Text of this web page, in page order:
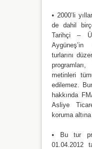
• 2000’li
de dahil
Tarihçi –
turlarını
metinleri
edilemez.
hakkında
Asliye
koruma altına
• Bu tur
01.04.2012